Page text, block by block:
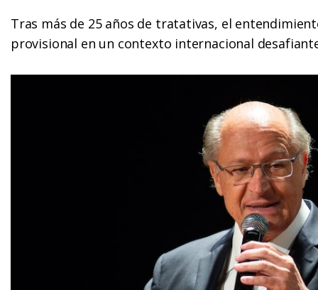
Tras más de 25 años de tratativas, el
provisional en un contexto internacional